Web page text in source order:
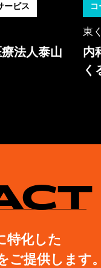
ービス
法人泰山
東
内
く
特化した
ご提供します